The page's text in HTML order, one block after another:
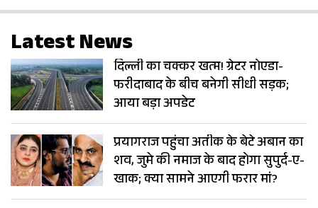
Latest News
दिल्ली का चक्कर खत्म! ग्रेटर नोएडा-
फरीदाबाद के बीच बनेगी सीधी सड़क;
आया बड़ा अपडेट
प्रयागराज पहुंचा अतीक के बेटे अबान का
शव, जुमे की नमाज के बाद होगा सुपुर्द-ए-
खाक; क्या सामने आएगी फरार मां?